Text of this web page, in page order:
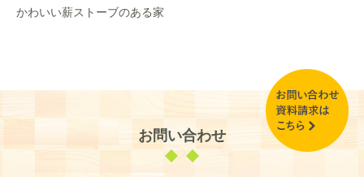
かわいい薪ストーブのある家
お問い合わせ